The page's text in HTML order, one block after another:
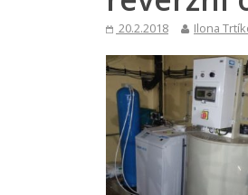
20.2.2018 Ilona